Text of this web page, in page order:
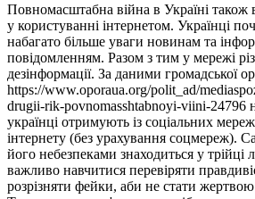
Повномасштабна війна в Україні також
у користуванні інтернетом. Українці
набагато більше уваги новинам та
повідомленням. Разом з тим у мережі
дезінформації. За даними громадської
https://www.oporaua.org/polit_ad/
drugii-rik-povnomasshtabnoyi-viini-24796
українці отримують із соціальних
інтернету (без урахування соцмереж).
його небезпеками знаходиться у трійці
важливо навчитися перевіряти
розрізняти фейки, аби не стати